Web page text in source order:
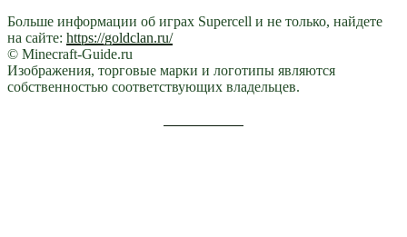
Больше информации об играх Supercell и не только, найдете
на сайте: https://goldclan.ru/
© Minecraft-Guide.ru
Изображения, торговые марки и логотипы являются
собственностью соответствующих владельцев.